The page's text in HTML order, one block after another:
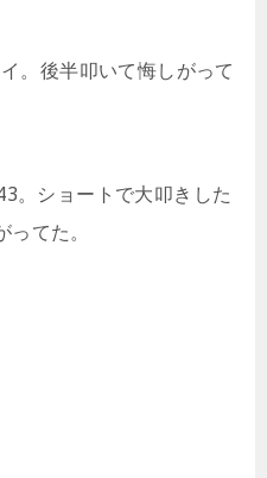
。後半叩いて悔しがって
。ショートで大叩きした
てた。